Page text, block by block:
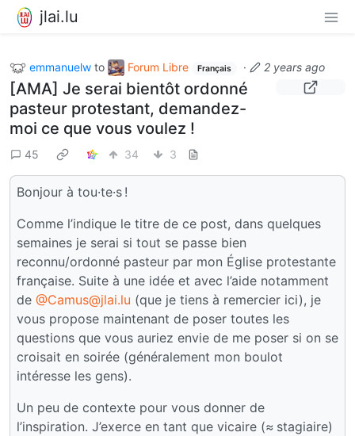
jlai.lu
emmanuelw to Forum Libre Français · 2 years ago
[AMA] Je serai bientôt ordonné
pasteur protestant, demandez-
moi ce que vous voulez !
45 34 3
Bonjour à tou·te·s !
Comme l’indique le titre de ce post, dans quelques
semaines je serai si tout se passe bien
reconnu/ordonné pasteur par mon Église protestante
française. Suite à une idée et avec l’aide notamment
de @Camus@jlai.lu (que je tiens à remercier ici), je
vous propose maintenant de poser toutes les
questions que vous auriez envie de me poser si on se
croisait en soirée (généralement mon boulot
intéresse les gens).
Un peu de contexte pour vous donner de
l’inspiration. J’exerce en tant que vicaire (≈ stagiaire)